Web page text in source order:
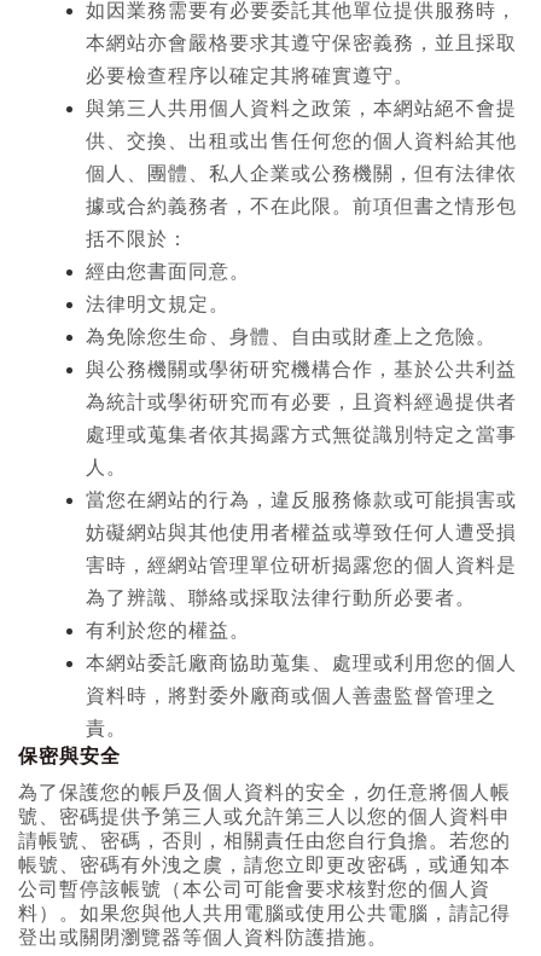
如因業務需要有必要委託其他單位提供服務時，
本網站亦會嚴格要求其遵守保密義務，並且採取
必要檢查程序以確定其將確實遵守。
與第三人共用個人資料之政策，本網站絕不會提
供、交換、出租或出售任何您的個人資料給其他
個人、團體、私人企業或公務機關，但有法律依
據或合約義務者，不在此限。前項但書之情形包
括不限於：
經由您書面同意。
法律明文規定。
為免除您生命、身體、自由或財產上之危險。
與公務機關或學術研究機構合作，基於公共利益
為統計或學術研究而有必要，且資料經過提供者
處理或蒐集者依其揭露方式無從識別特定之當事
人。
當您在網站的行為，違反服務條款或可能損害或
妨礙網站與其他使用者權益或導致任何人遭受損
害時，經網站管理單位研析揭露您的個人資料是
為了辨識、聯絡或採取法律行動所必要者。
有利於您的權益。
本網站委託廠商協助蒐集、處理或利用您的個人
資料時，將對委外廠商或個人善盡監督管理之
責。
保密與安全
為了保護您的帳戶及個人資料的安全，勿任意將個人帳
號、密碼提供予第三人或允許第三人以您的個人資料申
請帳號、密碼，否則，相關責任由您自行負擔。若您的
帳號、密碼有外洩之虞，請您立即更改密碼，或通知本
公司暫停該帳號（本公司可能會要求核對您的個人資
料）。如果您與他人共用電腦或使用公共電腦，請記得
登出或關閉瀏覽器等個人資料防護措施。